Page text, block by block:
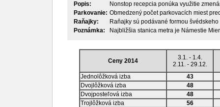
Popis:
Nonstop recepcia ponúka využitie
Parkovanie: Obmedzený počet parkovacích miest
Raňajky:
Raňajky sú podávané formou švédskeho
Poznámka:
Najbližšia stanica metra je Námestie
Ceny 2014
3.1. - 1.4.
2.11. - 29.12.
Jednolôžková izba
43
Dvojlôžková izba
48
Dvojposteľová izba
48
Trojlôžková izba
56